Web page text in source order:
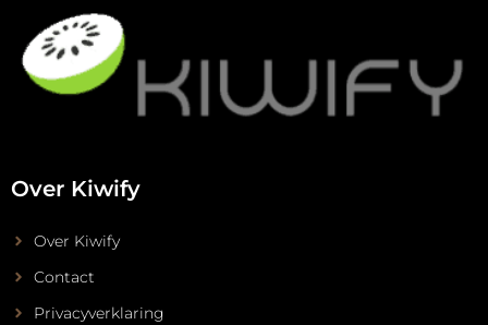
Over Kiwify
Over Kiwify
Contact
Privacyverklaring